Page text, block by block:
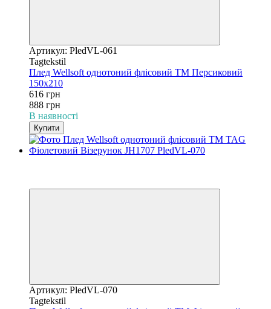
Артикул: PledVL-061
Tagtekstil
Плед Wellsoft однотоний флісовий ТМ Персиковий
150х210
616 грн
888 грн
В наявності
Купити
Артикул: PledVL-070
Tagtekstil